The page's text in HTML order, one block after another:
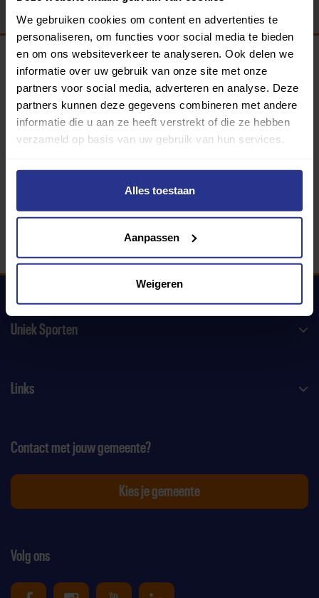
We gebruiken cookies om content en advertenties te
personaliseren, om functies voor social media te bieden
en om ons websiteverkeer te analyseren. Ook delen we
informatie over uw gebruik van onze site met onze
partners voor social media, adverteren en analyse. Deze
partners kunnen deze gegevens combineren met andere
informatie die u aan ze heeft verstrekt of die ze hebben
verzameld op basis van uw gebruik van hun services.
Alles toestaan
Aanpassen
Weigeren
Programma van:
340 gemeenten
Uniek Sporten
Links
Volg ons
Contact met jouw gemeente?
Kies je gemeente